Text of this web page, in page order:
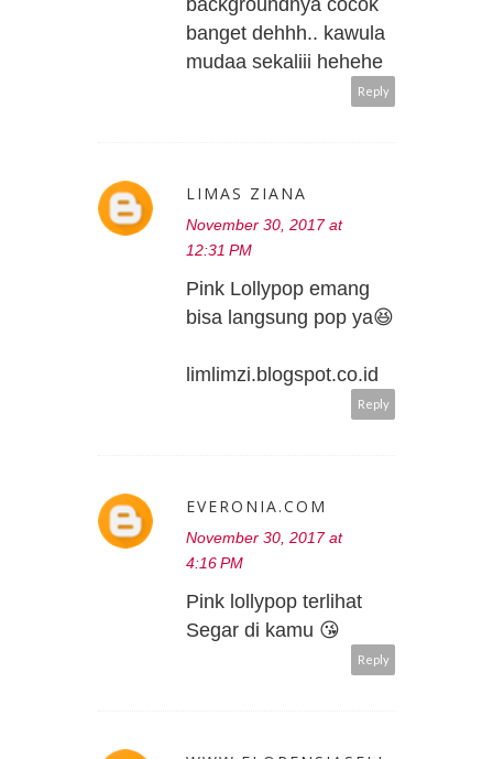
backgroundnya cocok
banget dehhh.. kawula
mudaa sekaliii hehehe
Reply
LIMAS ZIANA
November 30, 2017 at
12:31 PM
Pink Lollypop emang
bisa langsung pop ya😆
limlimzi.blogspot.co.id
Reply
EVERONIA.COM
November 30, 2017 at
4:16 PM
Pink lollypop terlihat
Segar di kamu 😘
Reply